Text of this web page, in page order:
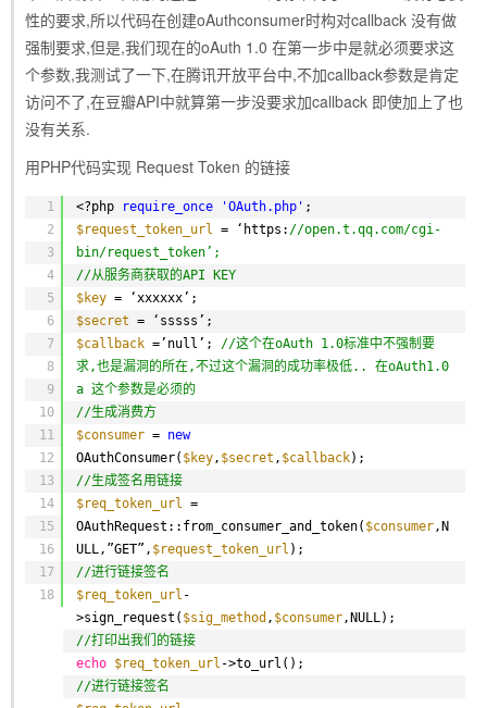
性的要求,所以代码在创建oAuthconsumer时构对callback 没有做
强制要求,但是,我们现在的oAuth 1.0 在第一步中是就必须要求这
个参数,我测试了一下,在腾讯开放平台中,不加callback参数是肯定
访问不了,在豆瓣API中就算第一步没要求加callback 即使加上了也
没有关系.
用PHP代码实现 Request Token 的链接
1
2
3
4
5
6
7
8
9
10
11
12
13
14
15
16
17
18
<?php require_once 'OAuth.php' ;
$request_token_url = ‘https: //open.t.qq.com/cgi-
bin/request_token’;
//从服务商获取的API KEY
$key = ‘xxxxxx’;
$secret = ‘sssss’;
$callback =’null’; //这个在oAuth 1.0标准中不强制要
求,也是漏洞的所在,不过这个漏洞的成功率极低.. 在oAuth1.0
a 这个参数是必须的
//生成消费方
$consumer = new
OAuthConsumer( $key, $secret , $callback);
//生成签名用链接
$req_token_url =
OAuthRequest::from_consumer_and_token( $consumer,N
ULL,”GET”, $request_token_url );
//进行链接签名
$req_token_url -
>sign_request( $sig_method , $consumer,NULL);
//打印出我们的链接
echo $req_token_url ->to_url();
//进行链接签名